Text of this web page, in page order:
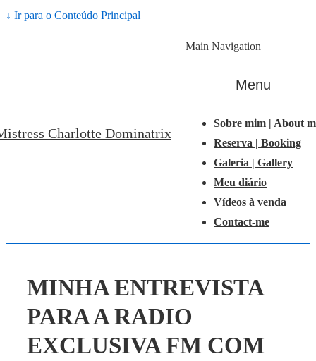
↓ Ir para o Conteúdo Principal
Charlotte Dominatrix
Main Navigation
Menu
Sobre mim | About
Reserva | Booking
Galeria | Gallery
Meu diário
Vídeos à venda
Contact-me
MINHA ENTREVISTA
PARA A RADIO
EXCLUSIVA FM COM